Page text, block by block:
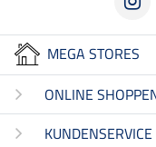
MEGA STORES
ONLINE
KUNDENSERVICE